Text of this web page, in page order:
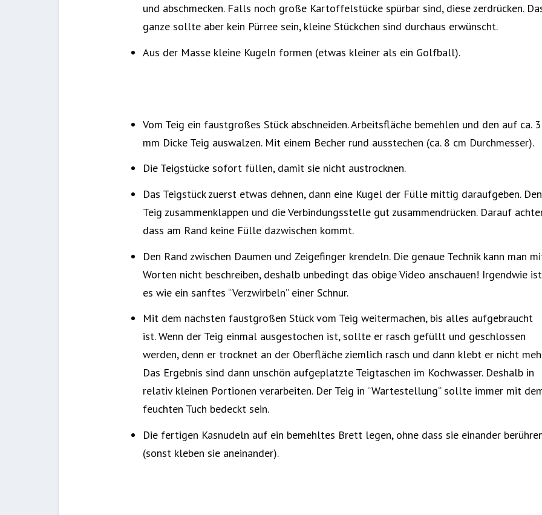
und abschmecken. Falls noch große Kartoffelstücke spürbar sind, diese zerdrücken.
ganze sollte aber kein Pürree sein, kleine Stückchen sind durchaus erwünscht.
Aus der Masse kleine Kugeln formen (etwas kleiner als ein Golfball).
Vom Teig ein faustgroßes Stück abschneiden. Arbeitsfläche bemehlen und den auf ca. 3
mm Dicke Teig auswalzen. Mit einem Becher rund ausstechen (ca. 8 cm Durchmesser).
Die Teigstücke sofort füllen, damit sie nicht austrocknen.
Das Teigstück zuerst etwas dehnen, dann eine Kugel der Fülle mittig daraufgeben. Den
Teig zusammenklappen und die Verbindungsstelle gut zusammendrücken. Darauf
dass am Rand keine Fülle dazwischen kommt.
Den Rand zwischen Daumen und Zeigefinger krendeln. Die genaue Technik kann man
Worten nicht beschreiben, deshalb unbedingt das obige Video anschauen! Irgendwie ist
es wie ein sanftes “Verzwirbeln” einer Schnur.
Mit dem nächsten faustgroßen Stück vom Teig weitermachen, bis alles aufgebraucht
ist. Wenn der Teig einmal ausgestochen ist, sollte er rasch gefüllt und geschlossen
werden, denn er trocknet an der Oberfläche ziemlich rasch und dann klebt er nicht
Das Ergebnis sind dann unschön aufgeplatzte Teigtaschen im Kochwasser. Deshalb in
relativ kleinen Portionen verarbeiten. Der Teig in “Wartestellung” sollte immer mit
feuchten Tuch bedeckt sein.
Die fertigen Kasnudeln auf ein bemehltes Brett legen, ohne dass sie einander
(sonst kleben sie aneinander).